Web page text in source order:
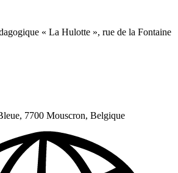
« La Hulotte », rue de la Fontaine
7700 Mouscron, Belgique